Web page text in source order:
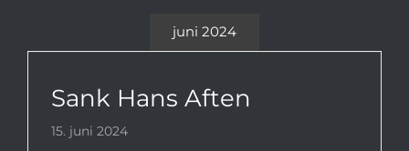
juni 2024
Sank Hans Aften
Sank Hans Aften
15. juni 2024